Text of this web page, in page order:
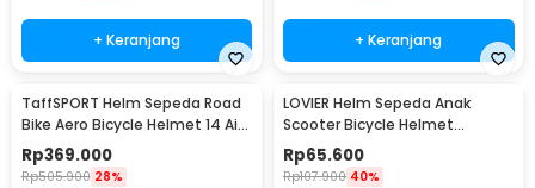
+ Keranjang + Keranjang
TaffSPORT Helm Sepeda Road
Bike Aero Bicycle Helmet 14 Air
Vent - Z25
Rp369.000
Rp505.900 28%
LOVIER Helm Sepeda Anak
Scooter Bicycle Helmet
Outdoor Sports - K20
Rp65.600
Rp107.900 40%